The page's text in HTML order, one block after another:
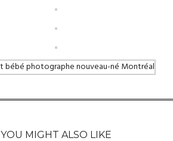
YOU MIGHT ALSO LIKE